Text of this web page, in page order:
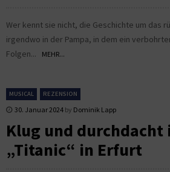
Wer kennt sie nicht, die Geschichte um das
irgendwo in der Pampa, in dem ein
Folgen...
MEHR...
MUSICAL REZENSION
30. Januar 2024 by Dominik Lapp
Klug und durchdacht
„Titanic“ in Erfurt